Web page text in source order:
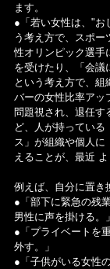
ます。
●「若い女性は、"お
う考え方で、スポ
性オリンピック選手
を受けたり、「会議
という考え方で、組
バーの女性比率アッ
問題視され、退任す
ど、人が持っている
ス」が組織や個人に
えることが、最近 よ
例えば、自分に置
●「部下に緊急の残
男性に声を掛ける。」
●「プライベートを
外す。」
●「子供がいる女性